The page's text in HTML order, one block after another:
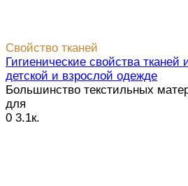
Свойство тканей
Гигиенические свойства тканей
детской и взрослой одежде
Большинство текстильных
для
0 3.1к.